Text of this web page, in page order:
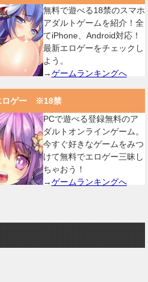
無料で遊べる18禁のスマホ
アダルトゲームを紹介！全
てiPhone、Android対応！
最新エロゲーをチェックし
よう。
→ゲームランキングへ
ロゲー ※18禁
PCで遊べる登録無料のア
ダルトオンラインゲーム。
今すぐ好きなゲームをみつ
けて無料でエロゲー三昧し
ちゃおう！
→ゲームランキングへ